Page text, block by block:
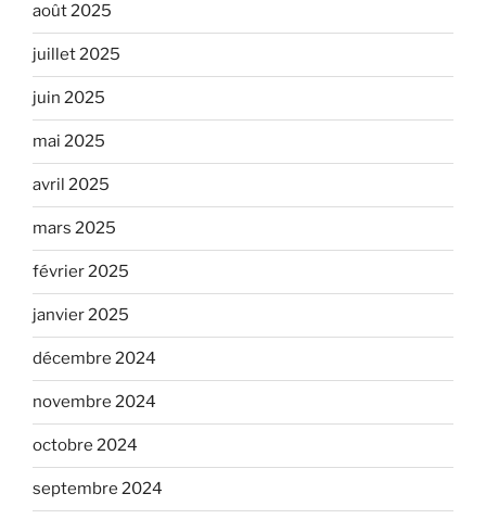
août 2025
juillet 2025
juin 2025
mai 2025
avril 2025
mars 2025
février 2025
janvier 2025
décembre 2024
novembre 2024
octobre 2024
septembre 2024